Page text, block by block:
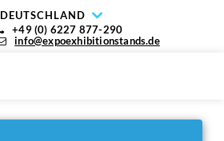
DEUTSCHLAND
+49 (0) 6227 877-290
info@expoexhibitionstands.de